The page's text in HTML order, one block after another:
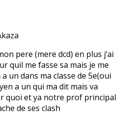
pere (mere dcd) en plus j’ai
quil me fasse sa mais je me
a un dans ma classe de 5e(oui
a un qui ma dit mais va
quoi et ya notre prof principal
de ses clash